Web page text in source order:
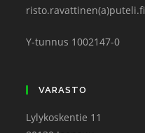
risto.ravattinen(a)puteli.fi
Y-tunnus 1002147-0
VARASTO
Lylykoskentie 11